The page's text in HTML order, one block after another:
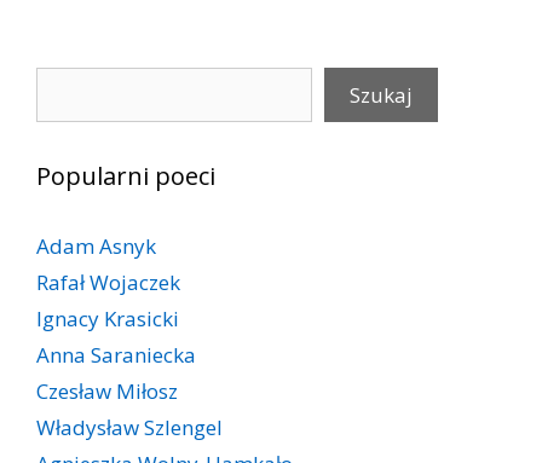
Szukaj
Popularni poeci
Adam Asnyk
Rafał Wojaczek
Ignacy Krasicki
Anna Saraniecka
Czesław Miłosz
Władysław Szlengel